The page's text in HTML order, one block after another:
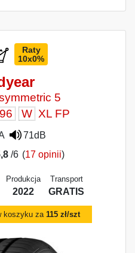
Raty
10x0%
5
96 W XL FP
71dB
/6 (17 opinii)
Produkcja
2022
Transport
GRATIS
koszyku za 115 zł/szt